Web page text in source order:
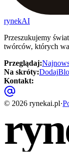
rynekAI
Przeszukujemy
twórców, których
Przeglądaj:
Na skróty:Dodaj
Kontakt:
© 2026 rynekai.pl·